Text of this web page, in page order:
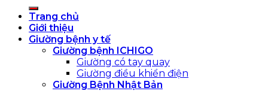
kiếm:
Trang chủ
Giới thiệu
Giường bệnh y tế
Giường bệnh ICHIGO
Giường có tay quay
Giường điều khiển điện
Giường Bệnh Nhật Bản